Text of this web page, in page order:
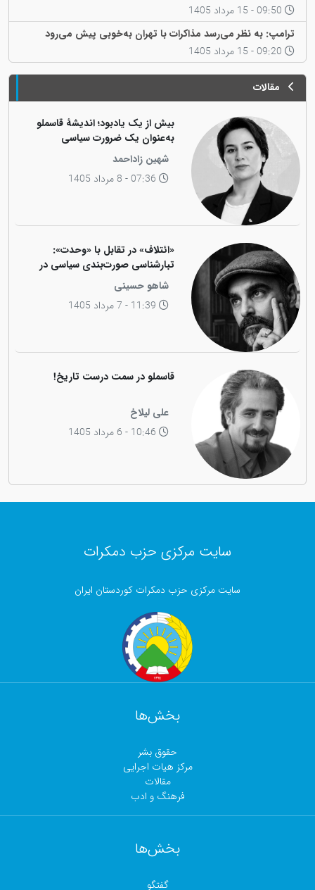
ترامپ: به نظر می‌رسد مذاکرات با تهران به‌خوبی پیش می‌رود
مقالات
بیش از یک یادبود؛ اندیشهٔ قاسملو
به‌عنوان یک ضرورت سیاسی
شهین زاداحمد
«ائتلاف» در تقابل با «وحدت»:
تبارشناسی صورت‌بندی سیاسی در
جامعه کوردی
شاهو حسینی
قاسملو در سمت درست تاریخ!
علی لیلاخ
سایت مرکزی حزب دمکرات
سایت مرکزی حزب دمکرات کوردستان ایران
بخش‌ها
حقوق بشر
مرکز هیات اجرایی
مقالات
فرهنگ و ادب
بخش‌ها
گفتگو